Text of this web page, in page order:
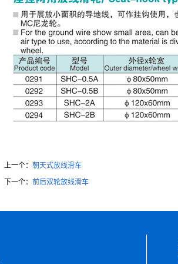
上一个： 朝天式放线滑车
下一个： 前后双轮放线滑车